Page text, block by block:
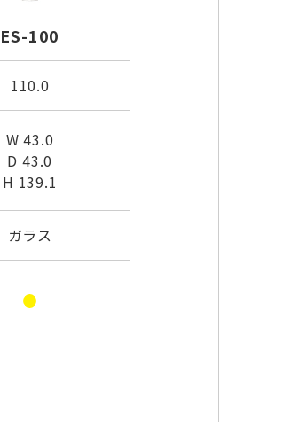
ES-100
110.0
W 43.0
D 43.0
H 139.1
ガラス